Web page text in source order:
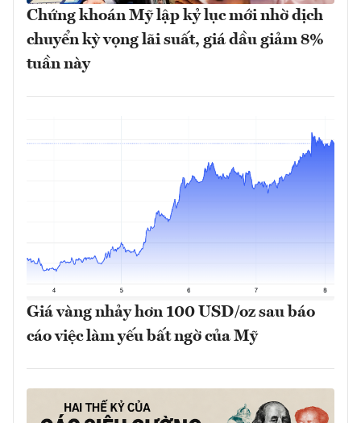
Chứng khoán Mỹ lập kỷ lục mới nhờ dịch
chuyển kỳ vọng lãi suất, giá dầu giảm 8%
tuần này
Giá vàng nhảy hơn 100 USD/oz sau báo
cáo việc làm yếu bất ngờ của Mỹ